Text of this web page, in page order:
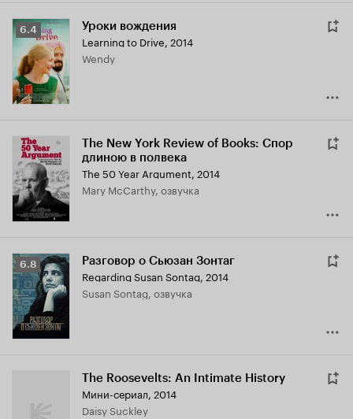
Рейтинг
Кинопоиска
6.4
6.4 Уроки вождения
Learning to Drive, 2014
Wendy
The New York Review of Books: Спор
длиною в полвека
The 50 Year Argument, 2014
Mary McCarthy, озвучка
Рейтинг
Кинопоиска
6.8
6.8 Разговор о Сьюзан Зонтаг
Regarding Susan Sontag, 2014
Susan Sontag, озвучка
The Roosevelts: An Intimate History
Мини-сериал, 2014
Daisy Suckley